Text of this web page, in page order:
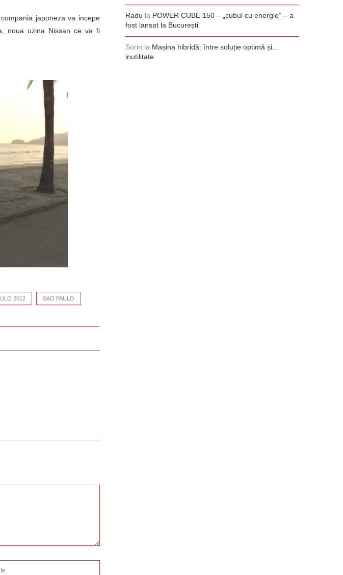
japoneza va incepe
noua uzina Nissan ce va fi
2012 SAO PAULO
Radu la POWER CUBE 150 – „cubul cu energie” – a
fost lansat la București
Sorin la Mașina hibridă: între soluție optimă și…
inutilitate